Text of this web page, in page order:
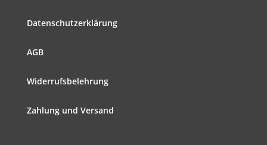
Datenschutzerklärung
AGB
Widerrufsbelehrung
Zahlung und Versand